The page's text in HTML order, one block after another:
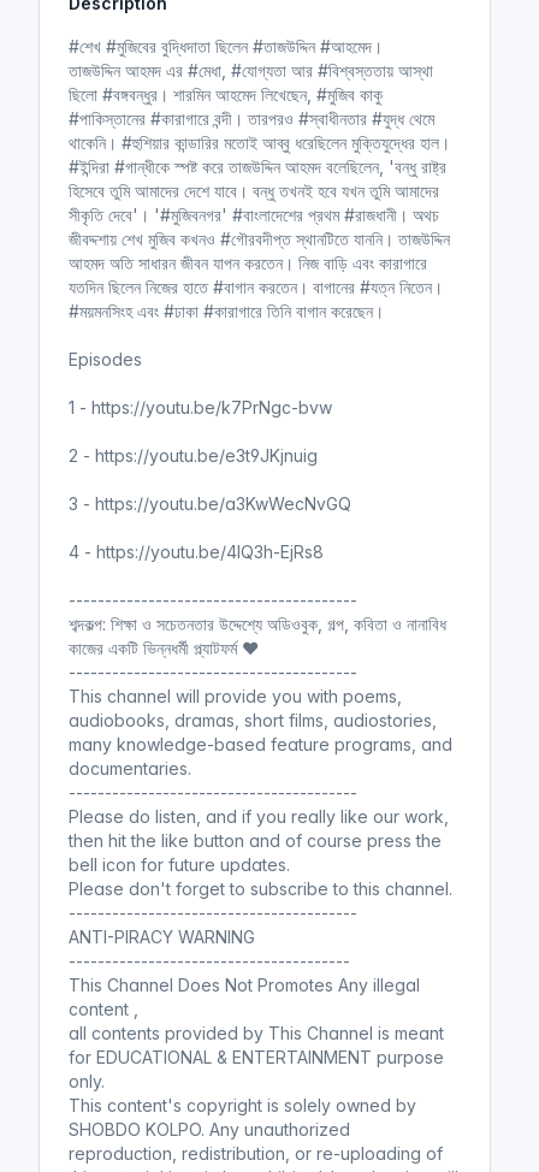
s
c
r
e
n
#শেখ #মুজিবের বুদ্ধিদাতা ছিলেন #তাজউদ্দিন #আহমেদ।
তাজউদ্দিন আহমদ এর #মেধা, #যোগ্যতা আর #বিশ্বস্ততায় আস্থা
ছিলো #বঙ্গবন্ধুর। শারমিন আহমেদ লিখেছেন, #মুজিব কাকু
#পাকিস্তানের #কারাগারে বন্দী। তারপরও #স্বাধীনতার #যুদ্ধ থেমে
থাকেনি। #হুশিয়ার কান্ডারির মতোই আব্বু ধরেছিলেন মুক্তিযুদ্ধের হাল।
#ইন্দিরা #গান্ধীকে স্পষ্ট করে তাজউদ্দিন আহমদ বলেছিলেন, 'বন্ধু রাষ্ট্র
হিসেবে তুমি আমাদের দেশে যাবে। বন্ধু তখনই হবে যখন তুমি আমাদের
সীকৃতি দেবে'। '#মুজিবনগর' #বাংলাদেশের প্রথম #রাজধানী। অথচ
জীবদ্দশায় শেখ মুজিব কখনও #গৌরবদীপ্ত স্থানটিতে যাননি। তাজউদ্দিন
আহমদ অতি সাধারন জীবন যাপন করতেন। নিজ বাড়ি এবং কারাগারে
যতদিন ছিলেন নিজের হাতে #বাগান করতেন। বাগানের #যত্ন নিতেন।
#ময়মনসিংহ এবং #ঢাকা #কারাগারে তিনি বাগান করেছেন।
Episodes
1 - https://youtu.be/k7PrNgc-bvw
2 - https://youtu.be/e3t9JKjnuig
3 - https://youtu.be/a3KwWecNvGQ
4 - https://youtu.be/4lQ3h-EjRs8
----------------------------------------
শব্দকল্প: শিক্ষা ও সচেতনতার উদ্দেশ্যে অডিওবুক, গল্প, কবিতা ও নানাবিধ
কাজের একটি ভিন্নধর্মী প্ল্যাটফর্ম ❤️
----------------------------------------
This channel will provide you with poems,
audiobooks, dramas, short films, audiostories,
many knowledge-based feature programs, and
documentaries.
----------------------------------------
Please do listen, and if you really like our work,
then hit the like button and of course press the
bell icon for future updates.
Please don't forget to subscribe to this channel.
----------------------------------------
ANTI-PIRACY WARNING
---------------------------------------
This Channel Does Not Promotes Any illegal
content ,
all contents provided by This Channel is meant
for EDUCATIONAL & ENTERTAINMENT purpose
only.
This content's copyright is solely owned by
SHOBDO KOLPO. Any unauthorized
reproduction, redistribution, or re-uploading of